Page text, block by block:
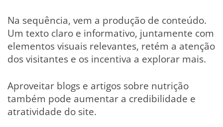
Na sequência, vem a produção de conteúdo.
Um texto claro e informativo, juntamente com
elementos visuais relevantes, retém a atenção
dos visitantes e os incentiva a explorar mais.
Aproveitar blogs e artigos sobre nutrição
também pode aumentar a credibilidade e
atratividade do site.